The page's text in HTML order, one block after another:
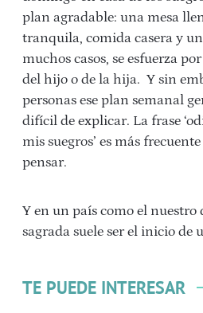
plan agradable: una mesa
tranquila, comida casera y
muchos casos, se esfuerza
del hijo o de la hija. Y sin
personas ese plan semanal
difícil de explicar. La frase
mis suegros’ es más
pensar.
Y en un país como el
sagrada suele ser el inicio de
TE PUEDE INTERESAR